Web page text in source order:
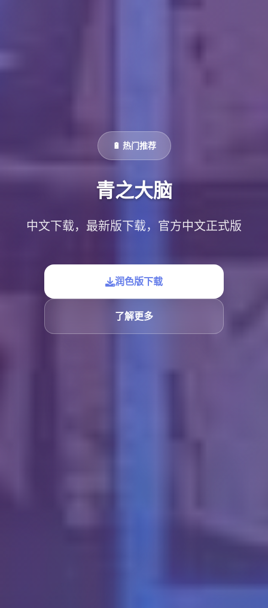
🔋 热门推荐
青之大脑
中文下载，最新版下载，官方中文正式版
润色版下载
了解更多